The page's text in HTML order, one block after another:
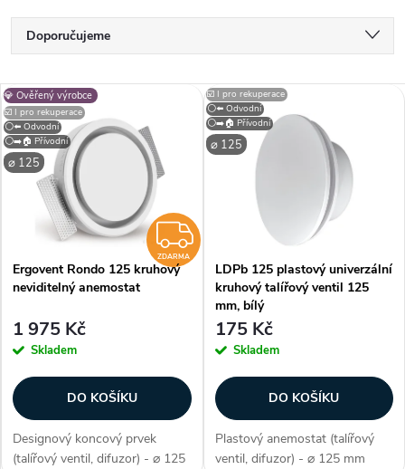
Ř
a
z
e
í
p
r
o
d
Doporučujeme
Nejdražší
Nejprodávanější
Abecedně
V
ý
s
p
r
o
⌀ 125
💎 Ověřený výrobce
⚪⬅️ Odvodní
⚪➡️🏠 Přívodní
☑️ I pro rekuperace
ZDARMA
ZDARMA
Ergovent Rondo 125 kruhový
neviditelný anemostat
1 975 Kč
Skladem
DO KOŠÍKU
Designový koncový prvek
(talířový ventil, difuzor) - ⌀ 125
⌀ 125
⚪⬅️ Odvodní
⚪➡️🏠 Přívodní
☑️ I pro rekuperace
LDPb 125 plastový univerzální
kruhový talířový ventil 125
mm, bílý
175 Kč
Skladem
DO KOŠÍKU
Plastový anemostat (talířový
ventil, difuzor) - ⌀ 125 mm